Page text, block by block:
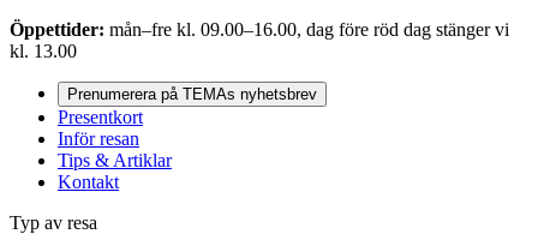
Öppettider: mån–fre kl. 09.00–16.00, dag före röd dag stänger vi
kl. 13.00
Prenumerera på TEMAs nyhetsbrev
Presentkort
Inför resan
Tips & Artiklar
Kontakt
Typ av resa